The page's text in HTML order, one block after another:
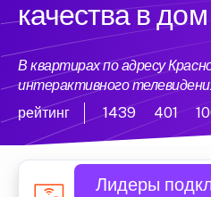
качества в
В квартирах по адресу
интерактивного
рейтинг
1439 401
Лидеры